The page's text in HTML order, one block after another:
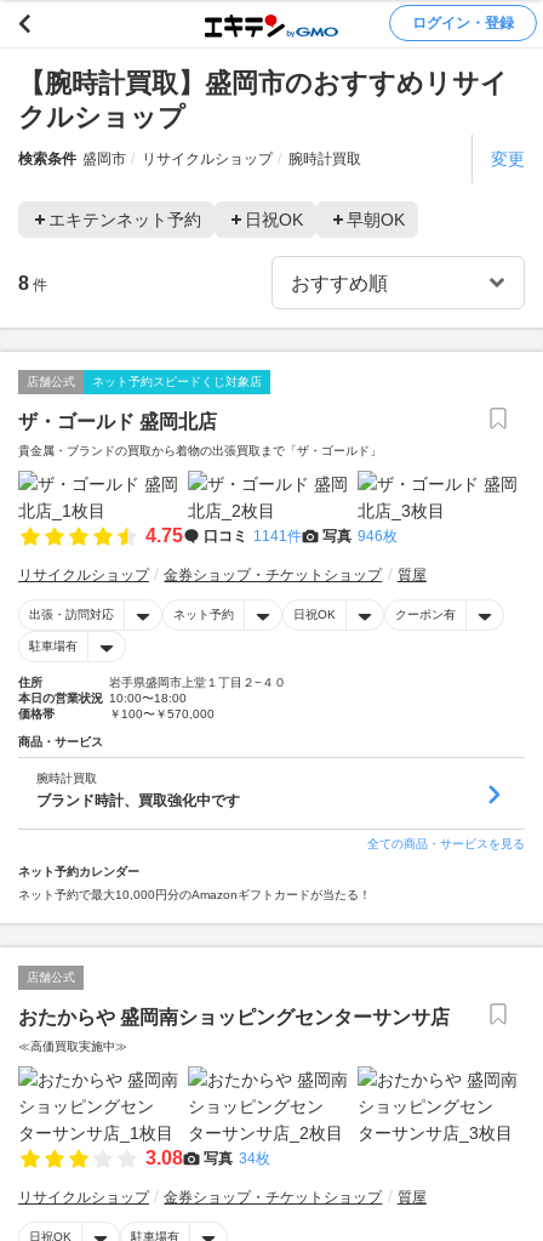
ログイン・登録
【腕時計買取】盛岡市のおすすめリサイ
クルショップ
検索条件 盛岡市 リサイクルショップ 腕時計買取 変更
エキテンネット予約 日祝OK 早朝OK
8 件
店舗公式 ネット予約スピードくじ対象店
ザ・ゴールド 盛岡北店
貴金属・ブランドの買取から着物の出張買取まで「ザ・ゴールド」
4.75 口コミ 1141件 写真 946枚
リサイクルショップ 金券ショップ・チケットショップ 質屋
出張・訪問対応 ネット予約 日祝OK クーポン有
駐車場有
住所
岩手県盛岡市上堂１丁目２−４０
本日の営業状況 10:00〜18:00
価格帯
￥100〜￥570,000
商品・サービス
腕時計買取
ブランド時計、買取強化中です
全ての商品・サービスを見る
ネット予約カレンダー
ネット予約で最大10,000円分のAmazonギフトカードが当たる！
店舗公式
おたからや 盛岡南ショッピングセンターサンサ店
≪高価買取実施中≫
3.08 写真 34枚
リサイクルショップ 金券ショップ・チケットショップ 質屋
日祝OK 駐車場有